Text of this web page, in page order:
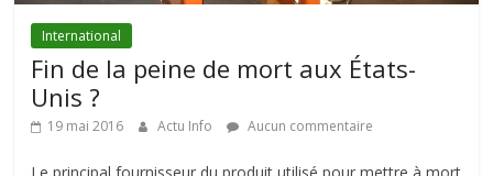
International
Fin de la peine de mort aux États-
Unis ?
19 mai 2016 Actu Info Aucun commentaire